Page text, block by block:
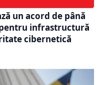
un acord de până
infrastructură
cibernetică